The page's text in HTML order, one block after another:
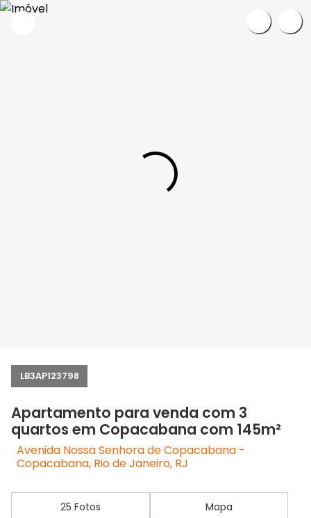
LB3AP123798
Apartamento para venda com 3
quartos em Copacabana com 145m²
Avenida Nossa Senhora de Copacabana -
Copacabana, Rio de Janeiro, RJ
25 Fotos Mapa